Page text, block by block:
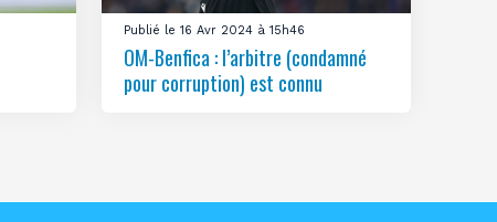
Publié le 16 Avr 2024 à 15h46
OM-Benfica : l’arbitre (condamné
pour corruption) est connu